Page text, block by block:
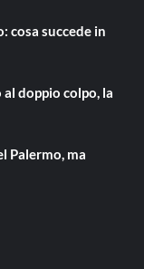
cosa succede in
doppio colpo, la
Palermo, ma